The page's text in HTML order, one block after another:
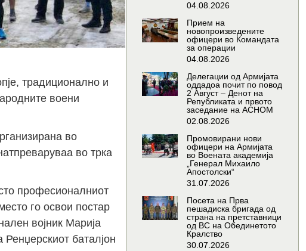
традиционално и
воени
во
во трка
професионалниот
го освои постар
војник Марија
баталјон
04.08.2026
Прием на
новопроизведените
офицери во Командата
за операции
04.08.2026
Делегации од Армијата
оддадоа почит по повод
2 Август – Денот на
Републиката и првото
заседание на АСНОМ
02.08.2026
Промовирани нови
офицери на Армијата
во Воената академија
„Генерал Михаило
Апостолски“
31.07.2026
Посета на Прва
пешадиска бригада од
страна на претставници
од ВС на Обединетото
Кралство
30.07.2026